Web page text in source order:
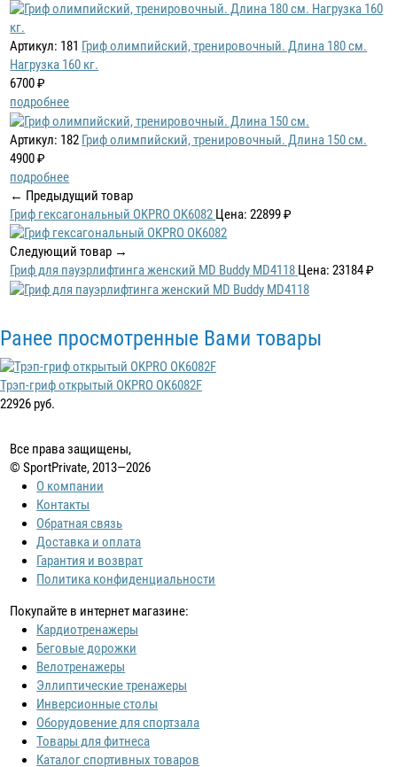
Артикул: 181 Гриф олимпийский, тренировочный. Длина 180 см.
Нагрузка 160 кг.
6700 ₽
подробнее
Артикул: 182 Гриф олимпийский, тренировочный. Длина 150 см.
4900 ₽
подробнее
← Предыдущий товар
Гриф гексагональный OKPRO OK6082 Цена: 22899 ₽
Следующий товар →
Гриф для пауэрлифтинга женский MD Buddy MD4118 Цена: 23184 ₽
Ранее просмотренные Вами товары
Трэп-гриф открытый OKPRO OK6082F
22926 руб.
Все права защищены,
© SportPrivate, 2013—2026
О компании
Контакты
Обратная связь
Доставка и оплата
Гарантия и возврат
Политика конфиденциальности
Покупайте в интернет магазине:
Кардиотренажеры
Беговые дорожки
Велотренажеры
Эллиптические тренажеры
Инверсионные столы
Оборудовение для спортзала
Товары для фитнеса
Каталог спортивных товаров